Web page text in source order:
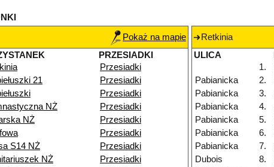
Pokaż na mapie
PRZESIADKI
Przesiadki
21
Przesiadki
Przesiadki
NŻ
Przesiadki
NŻ
Przesiadki
Przesiadki
S14 NŻ
Przesiadki
NŻ
Przesiadki
Retkinia
ULICA
1.
Pabianicka
2.
Pabianicka
3.
Pabianicka
4.
Pabianicka
5.
Pabianicka
6.
Pabianicka
7.
Dubois
8.